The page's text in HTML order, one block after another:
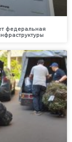
федеральная